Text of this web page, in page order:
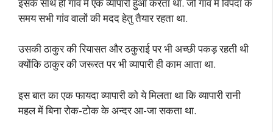
समय सभी गांव वालों की मदद हेतु तैयार रहता था.
उसकी ठाकुर की रियासत और ठकुराई पर भी अच्छी पकड़ रहती थी
क्योंकि ठाकुर की जरूरत पर भी व्यापारी ही काम आता था.
इस बात का एक फायदा व्यापारी को ये मिलता था कि व्यापारी रानी
महल में बिना रोक-टोक के अन्दर आ-जा सकता था.